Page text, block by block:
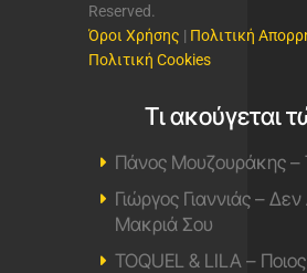
Reserved.
Όροι Χρήσης | Πολιτική
Πολιτική Cookies
Τι ακούγεται
Πάνος Μουζουράκης –
Γιώργος Γιαννιάς –
Μακριά Σου
TOQUEL & LILA –